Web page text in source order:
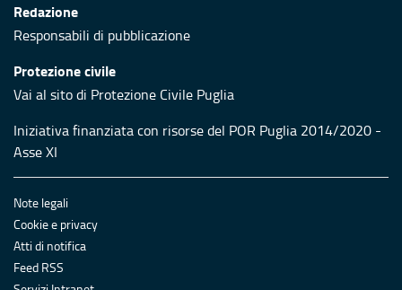
Redazione
Responsabili di pubblicazione
Protezione civile
Vai al sito di Protezione Civile Puglia
Iniziativa finanziata con risorse del POR Puglia 2014/2020 -
Asse XI
Note legali
Cookie e privacy
Atti di notifica
Feed RSS